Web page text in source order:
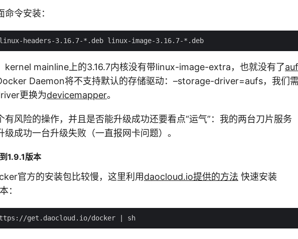
令安装：
kernel mainline上的3.16.7内核没有带linux-image-extra，也就没有了
Daemon将不支持默认的存储驱动：–storage-driver=aufs，我们需
更换为devicemapper。
有风险的操作，并且是否能升级成功还要看点“运气”：我的两台刀片服务
级成功一台升级失败（一直报网卡问题）。
1.9.1版本
官方的安装包比较慢，这里利用daocloud.io提供的方法 快速安装
：